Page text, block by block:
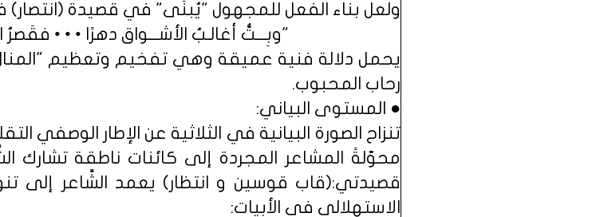
ولعل بناء الفعل للمجهول "يُبنَى" في قصيدة
"وبِـــتُّ أغالـبُ الأشـــواق دهرًا • • •
يحمل دلالة فنية عميقة وهي تفخيم وتعظيم
رحاب المحبوب.
● المستوى البياني:
تنزاح الصورة البيانية في الثلاثية عن الإطار
محوّلةً المشاعر المجردة إلى كائنات ناطقة تشارك
قصيدتي:(قاب قوسين و انتظار) يعمد الشَّاعر إلى تنوع
الاستهلالي في الأبيات: